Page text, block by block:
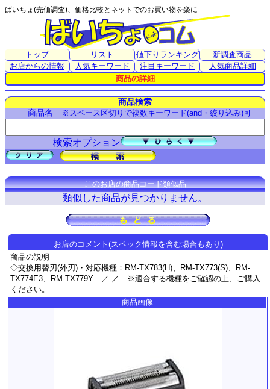
ばいちょ(売価調査)、価格比較とネットでのお買い物を楽に
トップ リスト 値下りランキング
新調査商品
お店からの情報
人気キーワード 注目キーワード
人気商品詳細
商品の詳細
お店のコメント(スペック情報を含む場合もあり)
商品の説明
◇交換用替刃(外刃)・対応機種：RM-TX783(H)、RM-TX773(S)、RM-
TX774E3、RM-TX779Y ／ ／ ※適合する機種をご確認の上、ご購入
ください。
商品画像
商品検索
商品名
※スペース区切りで複数キーワード(and・絞り込み)可
検索オプション
このお店の商品コード類似品
類似した商品が見つかりません。